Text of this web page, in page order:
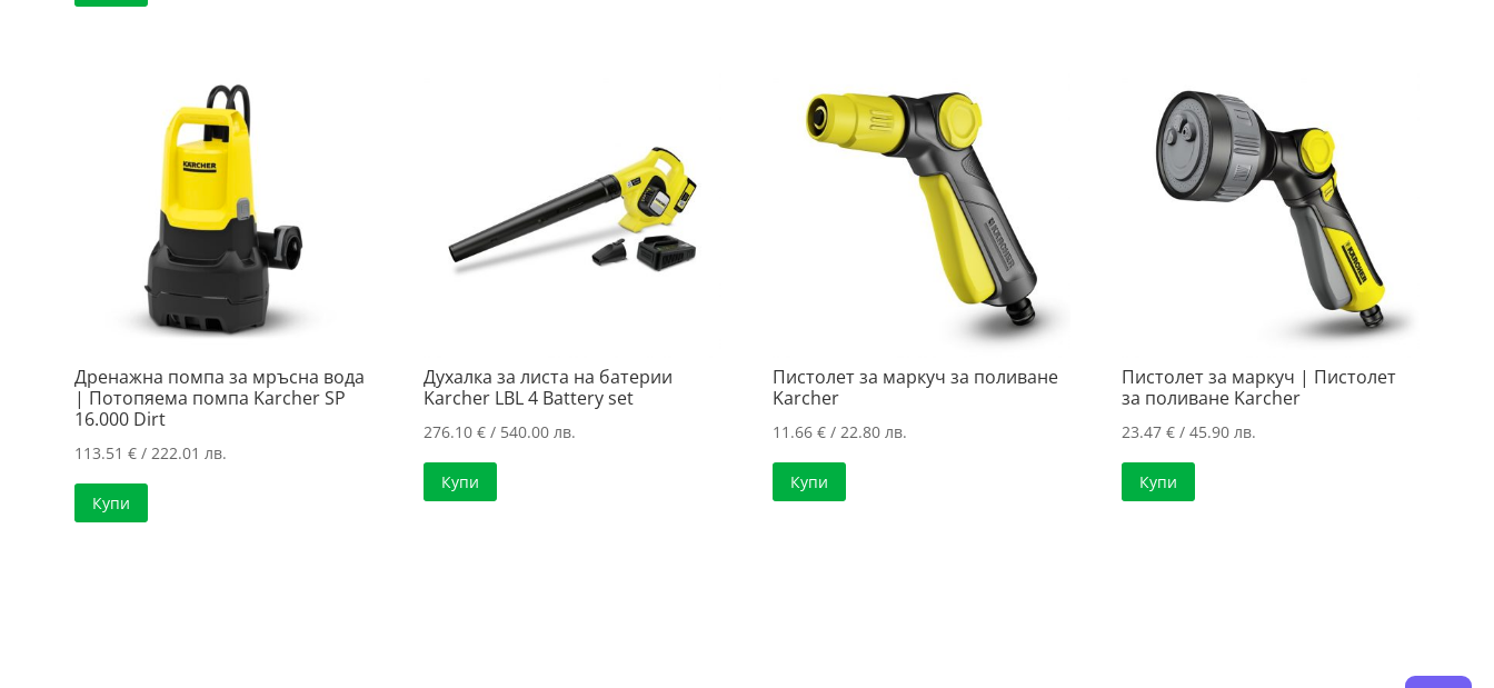
Дренажна помпа за мръсна вода
| Потопяема помпа Karcher SP
16.000 Dirt
113.51€ / 222.01 лв.
Купи
Духалка за листа на батерии
Karcher LBL 4 Battery set
276.10€ / 540.00 лв.
Купи
Пистолет за маркуч за поливане
Karcher
11.66 €/ 22.80 лв.
Купи
Пистолет за маркуч | Пистолет
за поливане Karcher
23.47 €/ 45.90 лв.
Купи